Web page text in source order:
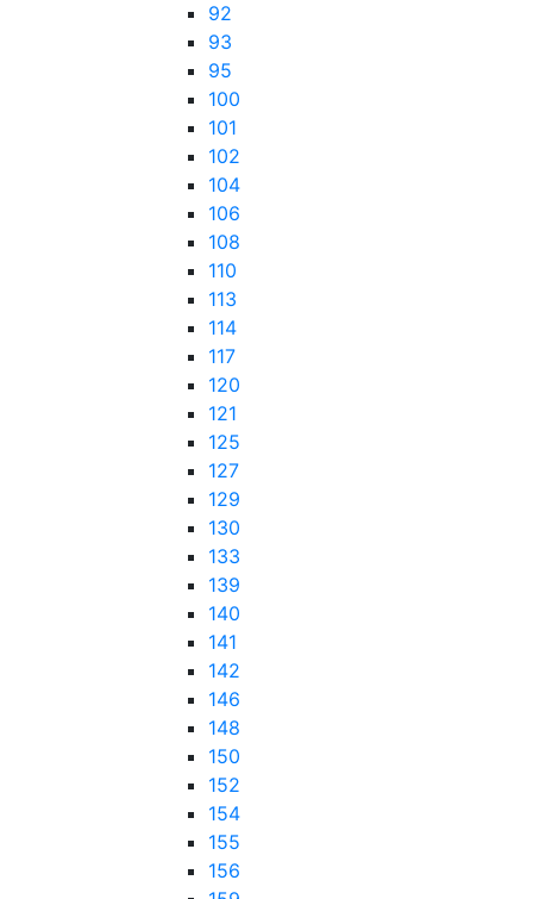
92
93
95
100
101
102
104
106
108
110
113
114
117
120
121
125
127
129
130
133
139
140
141
142
146
148
150
152
154
155
156